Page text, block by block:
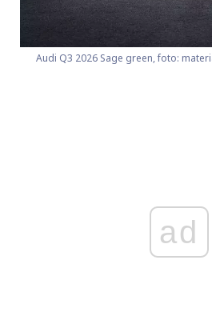
Audi Q3 2026 Sage green, foto:
ad